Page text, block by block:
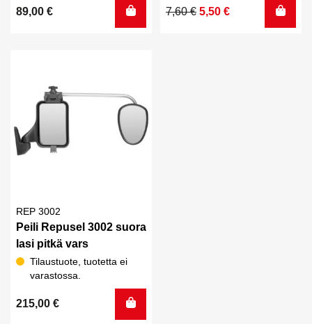
89,00 € 7,60€
Alkuperäinen
5,50 €
Nykyinen
REP 3002
Peili Repusel 3002 suora
lasi pitkä vars
Tilaustuote, tuotetta ei
varastossa.
215,00 €